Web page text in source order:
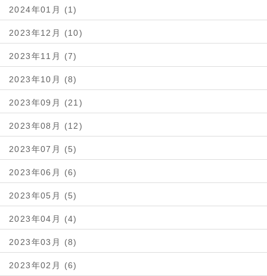
2024年01月 (1)
2023年12月 (10)
2023年11月 (7)
2023年10月 (8)
2023年09月 (21)
2023年08月 (12)
2023年07月 (5)
2023年06月 (6)
2023年05月 (5)
2023年04月 (4)
2023年03月 (8)
2023年02月 (6)